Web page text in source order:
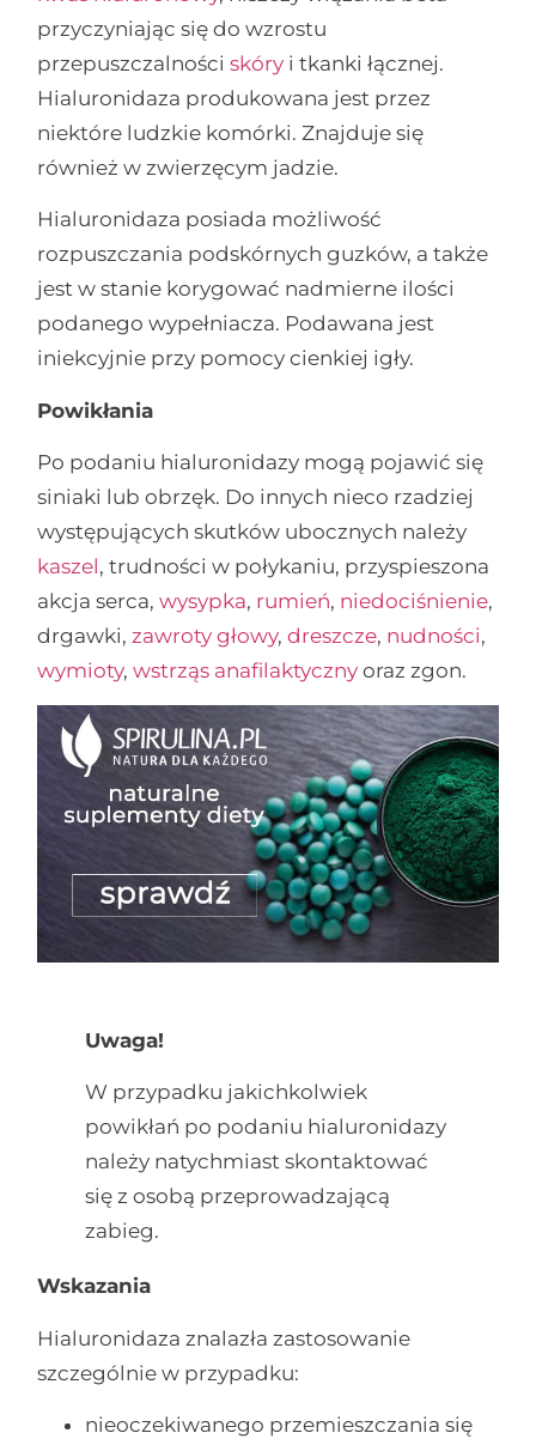
przyczyniając się do wzrostu
przepuszczalnościskóry i tkanki łącznej.
Hialuronidaza produkowana jest przez
niektóre ludzkie komórki. Znajduje się
również w zwierzęcym jadzie.
Hialuronidaza posiada możliwość
rozpuszczania podskórnych guzków, a także
jest w stanie korygować nadmierne ilości
podanego wypełniacza. Podawana jest
iniekcyjnie przy pomocy cienkiej igły.
Powikłania
Po podaniu hialuronidazy mogą pojawić się
siniaki lub obrzęk. Do innych nieco rzadziej
występujących skutków ubocznych należy
kaszel, trudności w połykaniu, przyspieszona
akcja serca,wysypka, rumień, niedociśnienie,
drgawki,zawroty głowy,dreszcze, nudności,
wymioty,wstrząs anafilaktyczny oraz zgon.
Uwaga!
W przypadku jakichkolwiek
powikłań po podaniu hialuronidazy
należy natychmiast skontaktować
się z osobą przeprowadzającą
zabieg.
Wskazania
Hialuronidaza znalazła zastosowanie
szczególnie w przypadku:
nieoczekiwanego przemieszczania się